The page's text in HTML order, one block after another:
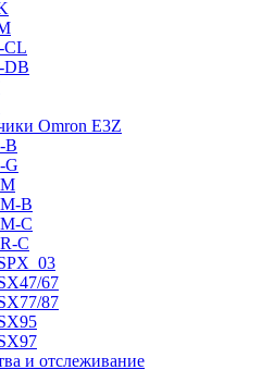
CL
DB
Omron E3Z
B
G
B
C
C
67
87
и отслеживание